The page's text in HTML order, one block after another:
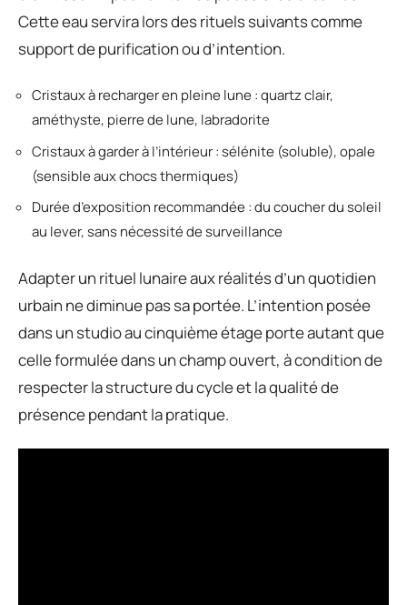
Cette eau servira lors des rituels suivants comme
support de purification ou d’intention.
Cristaux à recharger en pleine lune : quartz clair,
améthyste, pierre de lune, labradorite
Cristaux à garder à l’intérieur : sélénite (soluble), opale
(sensible aux chocs thermiques)
Durée d’exposition recommandée : du coucher du soleil
au lever, sans nécessité de surveillance
Adapter un rituel lunaire aux réalités d’un quotidien
urbain ne diminue pas sa portée. L’intention posée
dans un studio au cinquième étage porte autant que
celle formulée dans un champ ouvert, à condition de
respecter la structure du cycle et la qualité de
présence pendant la pratique.